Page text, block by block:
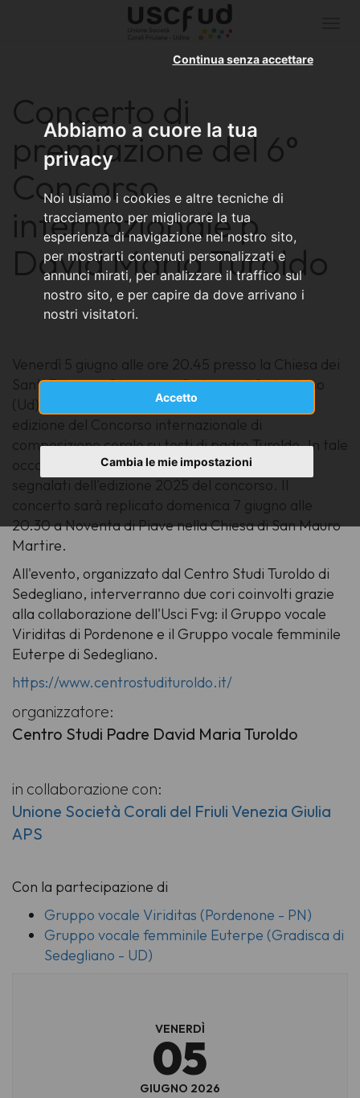
Abbiamo a cuore la tua
privacy
Noi usiamo i cookies e altre tecniche di
tracciamento per migliorare la tua
esperienza di navigazione nel nostro sito,
per mostrarti contenuti personalizzati e
annunci mirati, per analizzare il traffico sul
nostro sito, e per capire da dove arrivano i
nostri visitatori.
Accetto
Continua senza accettare
Cambia le mie impostazioni
Concerto di
premiazione del 6°
Concorso
internazionale p.
David Maria Turoldo
Venerdì 5 giugno alle ore 20.45 presso la Chiesa dei
Santi Filippo e Giacomo a Coderno di Sedegliano
(Ud) si terrà il Concerto di premiazione della 6ª
edizione del Concorso internazionale di
composizione corale su testi di padre Turoldo. In tale
occasione verranno eseguiti i brani vincitori e
segnalati dell'edizione 2025 del concorso. Il
concerto sarà replicato domenica 7 giugno alle
20.30 a Noventa di Piave nella Chiesa di San Mauro
Martire.
All'evento, organizzato dal Centro Studi Turoldo di
Sedegliano, interverranno due cori coinvolti grazie
alla collaborazione dell'Usci Fvg: il Gruppo vocale
Viriditas di Pordenone e il Gruppo vocale femminile
Euterpe di Sedegliano.
https://www.centrostudituroldo.it/
organizzatore:
Centro Studi Padre David Maria Turoldo
in collaborazione con:
Unione Società Corali del Friuli Venezia Giulia
APS
Con la partecipazione di
Gruppo vocale Viriditas (Pordenone - PN)
Gruppo vocale femminile Euterpe (Gradisca di
Sedegliano - UD)
VENERDÌ
05
GIUGNO 2026